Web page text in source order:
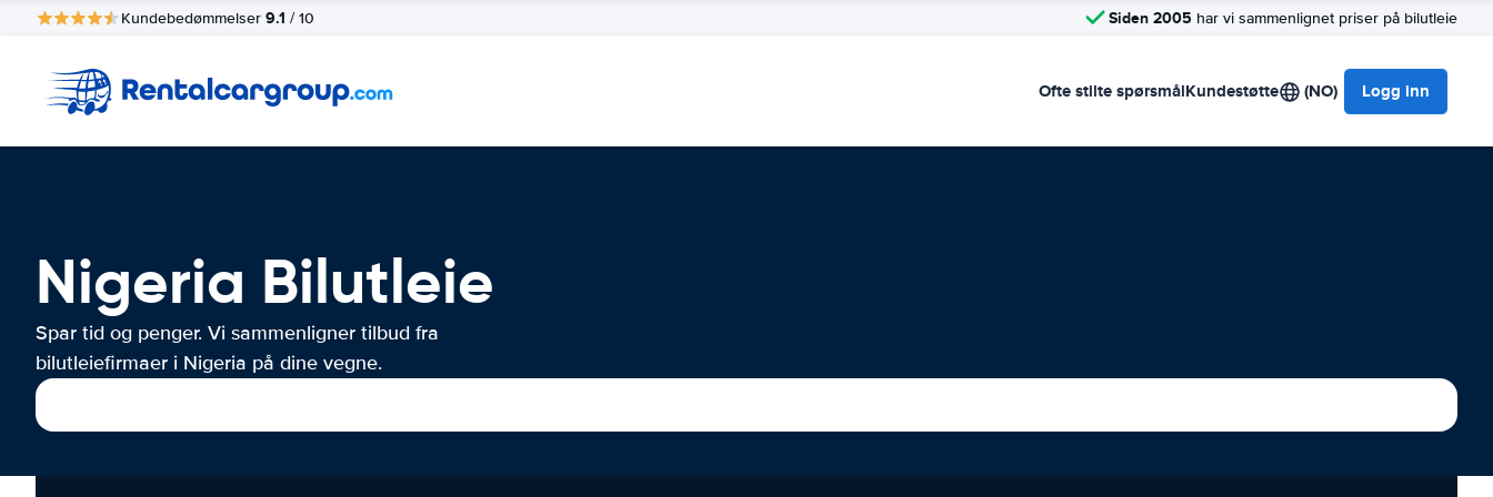
Kundebedømmelser 9.1 / 10 Siden 2005 har vi sammenlignet priser på bilutleie
Ofte stilte spørsmålKundestøtte (NO) Logg inn
Nigeria Bilutleie
Spar tid og penger. Vi sammenligner tilbud fra
bilutleiefirmaer i Nigeria på dine vegne.